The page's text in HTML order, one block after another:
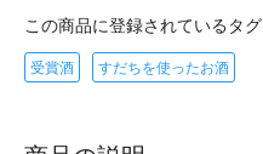
この商品に登録されているタグ
受賞酒 すだちを使ったお酒